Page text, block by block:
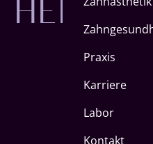
Praxis
Karriere
Labor
Kontakt